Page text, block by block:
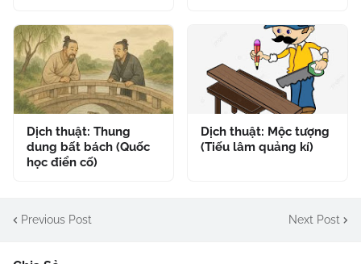
Dịch thuật: Thung
dung bất bách (Quốc
học điển cố)
Dịch thuật: Mộc tượng
(Tiếu lâm quảng kí)
Previous Post Next Post